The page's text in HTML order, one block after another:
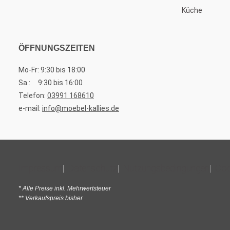
Küche
ÖFFNUNGSZEITEN
Mo-Fr: 9:30 bis 18:00
Sa.: 9:30 bis 16:00
Telefon: 03991 168610
e-mail: info@moebel-kallies.de
* Alle Preise inkl. Mehrwertsteuer
** Verkaufspreis bisher